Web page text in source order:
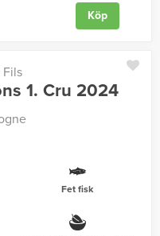
Köp
Fils
1. Cru 2024
Fet fisk